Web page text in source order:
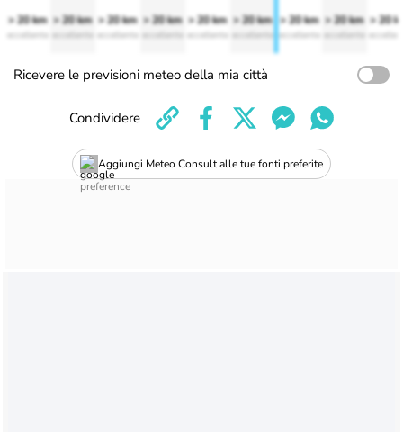
> 20 km
eccellente
> 20 km
eccellente
> 20 km
eccellente
> 20 km
eccellente
> 20 km
eccellente
> 20 km
eccellente
> 20 km
eccellente
> 20 km
eccellente
> 20
Ricevere le previsioni meteo della mia città
Aggiungi Meteo Consult alle tue fonti preferite
Condividere